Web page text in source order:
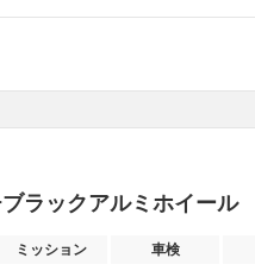
ラックアルミホイール
ミッション 車検